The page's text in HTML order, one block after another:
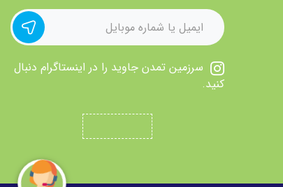
سرزمین تمدن جاوید را در اینستاگرام دنبال
کنید.